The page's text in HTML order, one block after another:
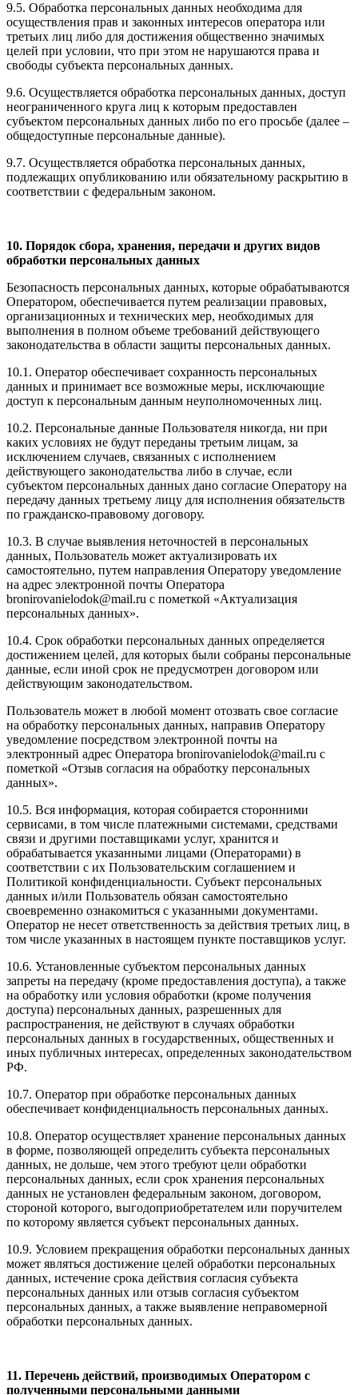
9.5. Обработка персональных данных необходима для
осуществления прав и законных интересов оператора или
третьих лиц либо для достижения общественно значимых
целей при условии, что при этом не нарушаются права и
свободы субъекта персональных данных.
9.6. Осуществляется обработка персональных данных, доступ
неограниченного круга лиц к которым предоставлен
субъектом персональных данных либо по его просьбе (далее –
общедоступные персональные данные).
9.7. Осуществляется обработка персональных данных,
подлежащих опубликованию или обязательному раскрытию в
соответствии с федеральным законом.
10. Порядок сбора, хранения, передачи и других видов
обработки персональных данных
Безопасность персональных данных, которые обрабатываются
Оператором, обеспечивается путем реализации правовых,
организационных и технических мер, необходимых для
выполнения в полном объеме требований действующего
законодательства в области защиты персональных данных.
10.1. Оператор обеспечивает сохранность персональных
данных и принимает все возможные меры, исключающие
доступ к персональным данным неуполномоченных лиц.
10.2. Персональные данные Пользователя никогда, ни при
каких условиях не будут переданы третьим лицам, за
исключением случаев, связанных с исполнением
действующего законодательства либо в случае, если
субъектом персональных данных дано согласие Оператору на
передачу данных третьему лицу для исполнения обязательств
по гражданско-правовому договору.
10.3. В случае выявления неточностей в персональных
данных, Пользователь может актуализировать их
самостоятельно, путем направления Оператору уведомление
на адрес электронной почты Оператора
bronirovanielodok@mail.ru с пометкой «Актуализация
персональных данных».
10.4. Срок обработки персональных данных определяется
достижением целей, для которых были собраны персональные
данные, если иной срок не предусмотрен договором или
действующим законодательством.
Пользователь может в любой момент отозвать свое согласие
на обработку персональных данных, направив Оператору
уведомление посредством электронной почты на
электронный адрес Оператора bronirovanielodok@mail.ru с
пометкой «Отзыв согласия на обработку персональных
данных».
10.5. Вся информация, которая собирается сторонними
сервисами, в том числе платежными системами, средствами
связи и другими поставщиками услуг, хранится и
обрабатывается указанными лицами (Операторами) в
соответствии с их Пользовательским соглашением и
Политикой конфиденциальности. Субъект персональных
данных и/или Пользователь обязан самостоятельно
своевременно ознакомиться с указанными документами.
Оператор не несет ответственность за действия третьих лиц, в
том числе указанных в настоящем пункте поставщиков услуг.
10.6. Установленные субъектом персональных данных
запреты на передачу (кроме предоставления доступа), а также
на обработку или условия обработки (кроме получения
доступа) персональных данных, разрешенных для
распространения, не действуют в случаях обработки
персональных данных в государственных, общественных и
иных публичных интересах, определенных законодательством
РФ.
10.7. Оператор при обработке персональных данных
обеспечивает конфиденциальность персональных данных.
10.8. Оператор осуществляет хранение персональных данных
в форме, позволяющей определить субъекта персональных
данных, не дольше, чем этого требуют цели обработки
персональных данных, если срок хранения персональных
данных не установлен федеральным законом, договором,
стороной которого, выгодоприобретателем или поручителем
по которому является субъект персональных данных.
10.9. Условием прекращения обработки персональных данных
может являться достижение целей обработки персональных
данных, истечение срока действия согласия субъекта
персональных данных или отзыв согласия субъектом
персональных данных, а также выявление неправомерной
обработки персональных данных.
11. Перечень действий, производимых Оператором с
полученными персональными данными